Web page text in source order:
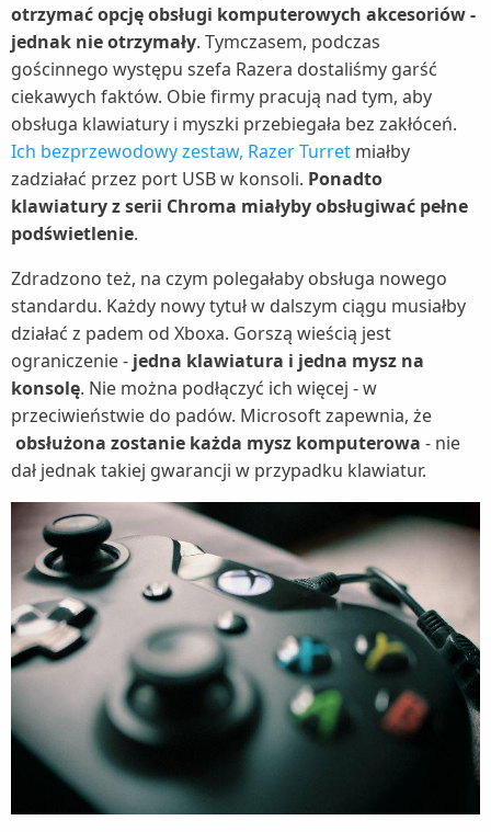
otrzymać opcję obsługi komputerowych akcesoriów -
jednak nie otrzymały. Tymczasem, podczas
gościnnego występu szefa Razera dostaliśmy garść
ciekawych faktów. Obie firmy pracują nad tym, aby
obsługa klawiatury i myszki przebiegała bez zakłóceń.
Ich bezprzewodowy zestaw, Razer Turret miałby
zadziałać przez port USB w konsoli. Ponadto
klawiatury z serii Chroma miałyby obsługiwać pełne
podświetlenie.
Zdradzono też, na czym polegałaby obsługa nowego
standardu. Każdy nowy tytuł w dalszym ciągu musiałby
działać z padem od Xboxa. Gorszą wieścią jest
ograniczenie - jedna klawiatura i jedna mysz na
konsolę. Nie można podłączyć ich więcej - w
przeciwieństwie do padów. Microsoft zapewnia, że
obsłużona zostanie każda mysz komputerowa - nie
dał jednak takiej gwarancji w przypadku klawiatur.